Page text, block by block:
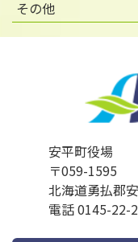
その他
安平町役場
〒059-1595
北海道勇払郡
電話 0145-22-